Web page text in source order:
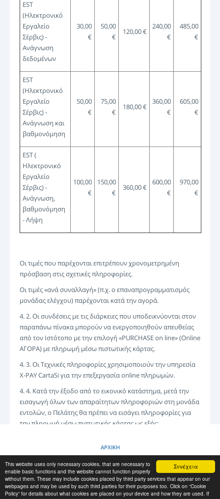
Συνέχεια
This website uses only necessary cookies, that are necessary to
enable basic functions and the website cannot function properly
without them. These may include cookies placed by third party services that appear on our
webpages and may be used by such third parties for their purposes too. Click on “Cookie
Policy” for details about what cookies are placed on your device and how they are used. If
EST
(Ηλεκτρονικό
Εργαλείο
Σέρβις) -
Ανάγνωση
δεδομένων
30,00
€
50,00
€
120,00 €
240,00
€
485,00
€
EST
(Ηλεκτρονικό
Εργαλείο
Σέρβις) -
Ανάγνωση και
βαθμονόμηση
50,00
€
75,00
€
180,00 €
360,00
€
605,00
€
EST (
Ηλεκτρονικό
Εργαλείο
Σέρβις) -
Ανάγνωση,
βαθμονόμηση
- Λήψη
100,00
€
150,00
€
360,00 €
600,00
€
970,00
€
Οι τιμές που παρέχονται επιτρέπουν χρονομετρημένη
πρόσβαση στις σχετικές πληροφορίες.
Οι τιμές «ανά συναλλαγή» (π.χ. ο επαναπρογραμματισμός
μονάδας ελέγχου) παρέχονται κατά την αγορά.
4. 2. Οι συνδέσεις με τις διάρκειες που υποδεικνύονται στον
παραπάνω πίνακα μπορούν να ενεργοποιηθούν απευθείας
από τον Ιστότοπο με την επιλογή «PURCHASE on line» (Online
ΑΓΟΡΑ) με πληρωμή μέσω πιστωτικής κάρτας.
4. 3. Οι Τεχνικές πληροφορίες χρησιμοποιούν την υπηρεσία
X-PAY CartaSi για την επεξεργασία online πληρωμών.
4. 4. Κατά την έξοδο από το εικονικό κατάστημα, μετά την
εισαγωγή όλων των απαραίτητων πληροφοριών στη μονάδα
εντολών, ο Πελάτης θα πρέπει να εισάγει πληροφορίες για
την πληρωμή μέσω πιστωτικής κάρτας ως εξής:
στον ασφαλή διακομιστή του X-PAY CartaSi: η παρο&ups
ΑΡΧΙΚΗ
ΠΟΛΙΤΙΚΗ COOKIES
RESCUE MATERIAL